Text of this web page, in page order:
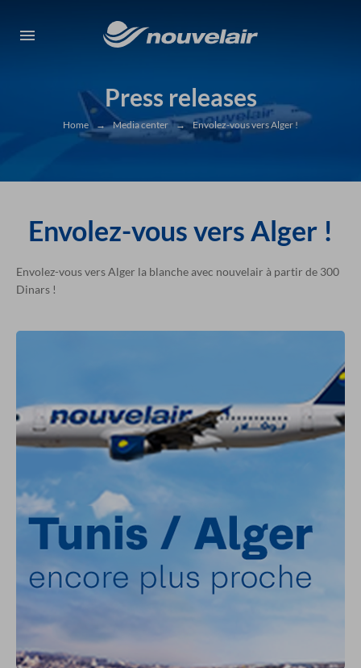
Press releases
Home → Media center → Envolez-vous vers Alger !
Envolez-vous vers Alger !
Envolez-vous vers Alger la blanche avec nouvelair à partir de 300
Dinars !